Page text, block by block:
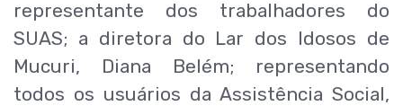
representante dos trabalhadores do
SUAS; a diretora do Lar dos Idosos de
Mucuri, Diana Belém; representando
todos os usuários da Assistência Social,